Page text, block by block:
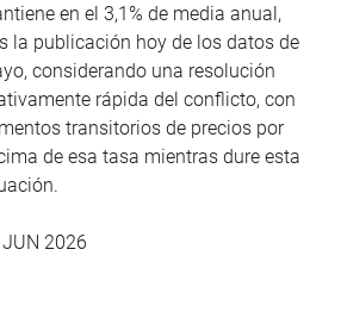
en el 3,1% de media anual,
la publicación hoy de los datos de
considerando una resolución
rápida del conflicto, con
transitorios de precios por
de esa tasa mientras dure esta
2026